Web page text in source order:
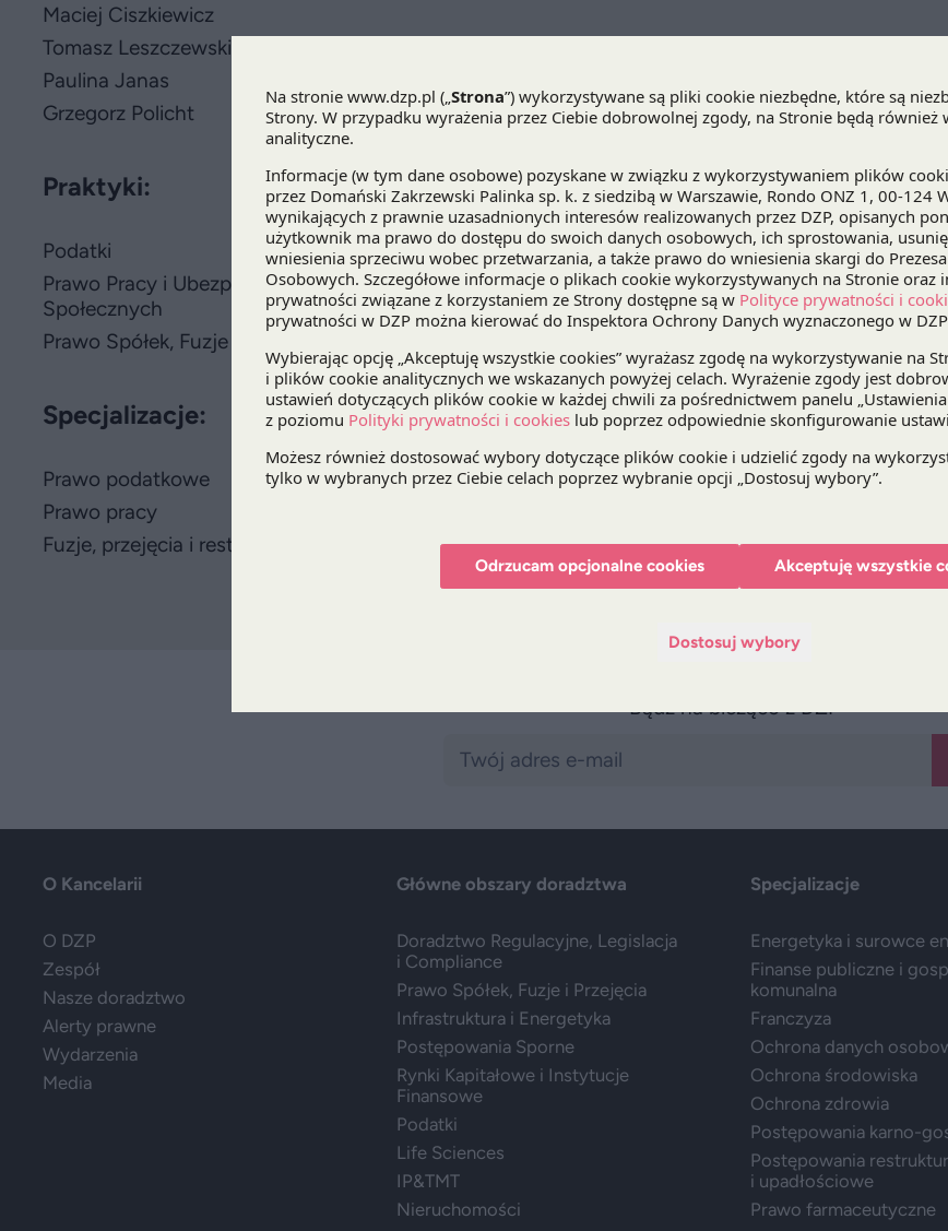
Maciej Ciszkiewicz
Tomasz Leszczewski
Paulina Janas
Grzegorz Policht
Praktyki:
Podatki
Prawo Pracy i Ubezpieczeń
Społecznych
Prawo Spółek, Fuzje i Przejęcia
Specjalizacje:
Prawo podatkowe
Prawo pracy
Fuzje, przejęcia i restrukturyzacje
DZP wspierało Astara Poland w transakcji
części działalności innemu przedsiębiorstwu
Nissan Next, który ma pozwolić na
zaspokojenie potrzeb klientów i partnerów
warunków zawieszających, w tym uzyskania
oficjalnym dystrybutorem Nissana w Polsce.
Nasz klient jest częścią globalnej grupy
rozwiązań w zakresie mobilności osobistej i
w dystrybucji w branży motoryzacyjnej w
rynku z marką Mitsubishi.
W pracach nad umową nabycia
Maciej Ciszkiewicz, Counsel iGrzegorz
a takżePaulina Janas, Senior Associate z
Bądź na bieżąco z DZP
O Kancelarii
O DZP
Zespół
Nasze doradztwo
Alerty prawne
Wydarzenia
Media
Główne obszary doradztwa
Doradztwo Regulacyjne, Legislacja
i Compliance
Prawo Spółek, Fuzje i Przejęcia
Infrastruktura i Energetyka
Postępowania Sporne
Rynki Kapitałowe i Instytucje
Finansowe
Podatki
Life Sciences
IP&TMT
Nieruchomości
Specjalizacje
Energetyka i surowce
Finanse publiczne i
komunalna
Franczyza
Ochrona danych
Ochrona środowiska
Ochrona zdrowia
Postępowania karno-
Postępowania
i upadłościowe
Prawo farmaceutyczne
Odrzucam opcjonalne cookies Akceptuję wszystkie
Dostosuj wybory